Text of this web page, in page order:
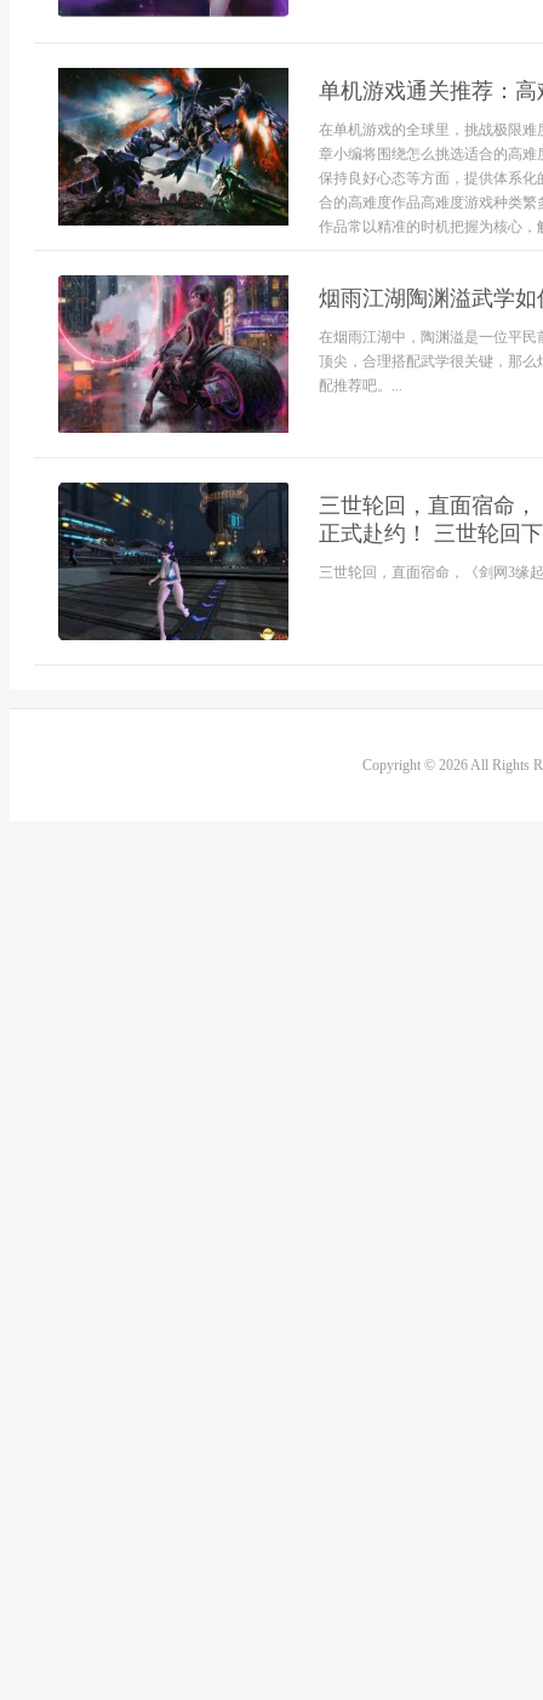
单机游戏通关推荐：高
在单机游戏的全球里，挑战极限
章小编将围绕怎么挑选适合的高
保持良好心态等方面，提供体系
合的高难度作品高难度游戏种类
作品常以精准的时机把握为核心，
烟雨江湖陶渊溢武学
在烟雨江湖中，陶渊溢是一位平
顶尖，合理搭配武学很关键，那
配推荐吧。...
三世轮回，直面宿命
正式赴约！ 三世轮回
三世轮回，直面宿命，《剑网3缘
Copyright © 2026 All Rights